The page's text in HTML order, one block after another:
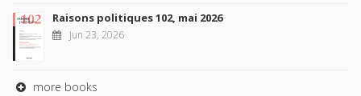
Raisons politiques 102, mai 2026
Jun 23, 2026
more books